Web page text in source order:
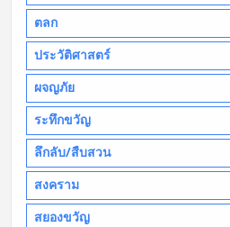
ตลก
ประวัติศาสตร์
ผจญภัย
ระทึกขวัญ
ลึกลับ/สืบสวน
สงคราม
สยองขวัญ